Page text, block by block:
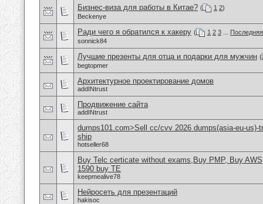
Бизнес-виза для работы в Китае? ( 1 2)
Beckenye
Ради чего я обратился к хакеру ( 1 2 3
sonnick84
Лучшие презенты для отца и подарки для мужчин (
begtopmer
Aрхитектурное проектирование домов
addINtrust
Продвижение сайта
addINtrust
dumps101.com>Sell cc/cvv 2026 dumps(asia-eu-us)-
ship
hotseller68
Buy Telc certicate without exams,Buy PMP, Buy
1590 buy TE
keepmealive78
Нейросеть для презентаций
hakisoc